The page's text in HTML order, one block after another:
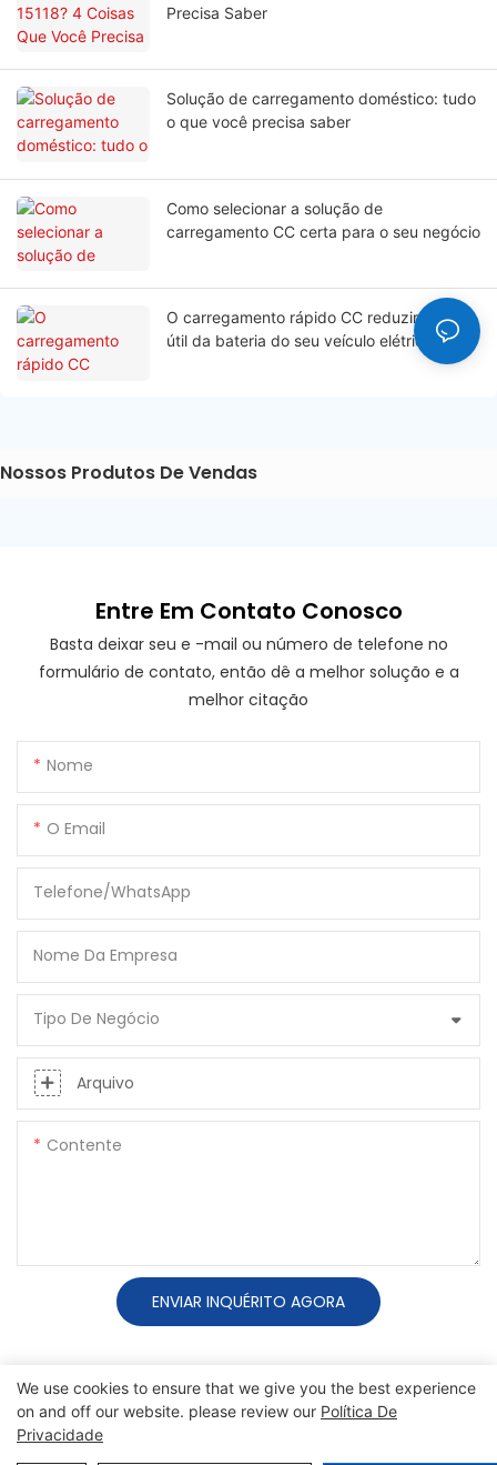
Precisa Saber
Solução de carregamento doméstico: tudo
o que você precisa saber
Como selecionar a solução de
carregamento CC certa para o seu negócio
O carregamento rápido CC reduzirá a vida
útil da bateria do seu veículo elétrico?
Nossos Produtos De Vendas
Entre Em Contato Conosco
Basta deixar seu e -mail ou número de telefone no
formulário de contato, então dê a melhor solução e a
melhor citação
Nome
O Email
Telefone/WhatsApp
Nome Da Empresa
Tipo De Negócio
Arquivo
Contente
ENVIAR INQUÉRITO AGORA
Direitos autorais © 2025 SINO |
We use cookies to ensure that we give you the best experience
on and off our website. please review our Política De
Privacidade